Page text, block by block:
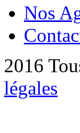
Nos
2016
légales